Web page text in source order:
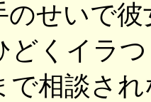
のせいで
どくイラ
で相談さ